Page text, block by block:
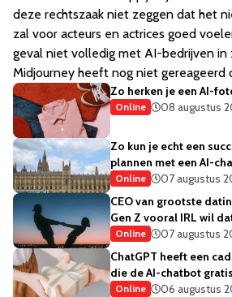
deze rechtszaak niet zeggen dat het
zal voor acteurs en actrices goed
geval niet volledig met AI-bedrijven in
Midjourney heeft nog niet gereageerd
Zo herken je een AI-
Online 08 augustus
Zo kun je echt een
plannen met een AI-
Online
07 augustus
CEO van grootste
Gen Z vooral IRL wil
Online
07 augustus
ChatGPT heeft een
die de AI-chatbot
Online 06 augustus